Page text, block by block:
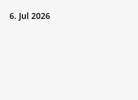
6. Jul 2026